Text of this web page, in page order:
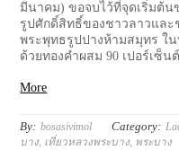
มีนาคม) ขอจบไว้ที่จุดเริ่มต้น
รูปศักดิ์สิทธิ์ของชาวลาวและ
พระพุทธรูปปางห้ามสมุทร ใ
ด้วยทองคำผสม 90 เปอร์เซ็นต์
More
By: bosasivimol Category:
บาง, เที่ยวหลวงพระบาง, พระบาง